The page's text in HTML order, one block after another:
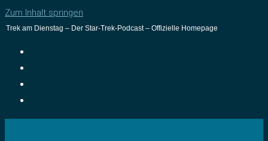
Zum Inhalt springen
Trek am Dienstag – Der Star-Trek-Podcast – Offizielle Homepage